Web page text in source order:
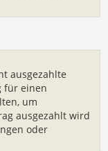
ausgezahlte
für einen
um
ausgezahlt wird
oder